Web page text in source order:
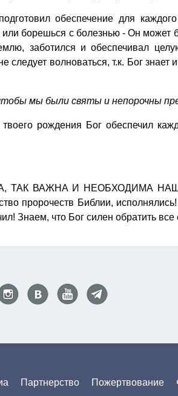
обеспечение для
борешься с болезнью - Он может
заботился и обеспечивал
волноваться, т.к. Бог знает
мы были святы и непорочны
рождения Бог обеспечил
ВАЖНА И НЕОБХОДИМА НАША
пророчеств Библии,
Знаем, что Бог силен обратить
Партнерство Пожертвование